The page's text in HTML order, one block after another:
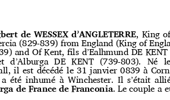
de WESSEX d’ANGLETERRE, King
(829-839) from England (King of
and Of Kent, ﬁls d’Ealhmund DE KENT
d’Alburga DE KENT (739-803). Né
il est décédé le 31 janvier 0839 à
été inhumé à Winchester. Il s’était
de France deꢀFranconia. Le couple a